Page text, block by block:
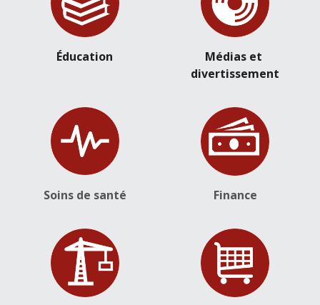
Éducation
Médias et
divertissement
Soins de santé Finance